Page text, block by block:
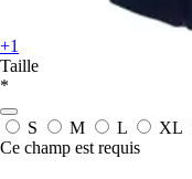
+1
Taille
*
S M L XL
Ce champ est requis